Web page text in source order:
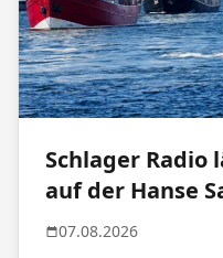
Schlager
auf der Hanse
07.08.2026